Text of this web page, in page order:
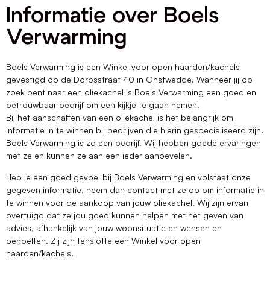
Informatie over Boels
Verwarming
Boels Verwarming is een Winkel voor open haarden/kachels
gevestigd op de Dorpsstraat 40 in Onstwedde. Wanneer jij op
zoek bent naar een oliekachel is Boels Verwarming een goed en
betrouwbaar bedrijf om een kijkje te gaan nemen.
Bij het aanschaffen van een oliekachel is het belangrijk om
informatie in te winnen bij bedrijven die hierin gespecialiseerd zijn.
Boels Verwarming is zo een bedrijf. Wij hebben goede ervaringen
met ze en kunnen ze aan een ieder aanbevelen.
Heb je een goed gevoel bij Boels Verwarming en volstaat onze
gegeven informatie, neem dan contact met ze op om informatie in
te winnen voor de aankoop van jouw oliekachel. Wij zijn ervan
overtuigd dat ze jou goed kunnen helpen met het geven van
advies, afhankelijk van jouw woonsituatie en wensen en
behoeften. Zij zijn tenslotte een Winkel voor open
haarden/kachels.